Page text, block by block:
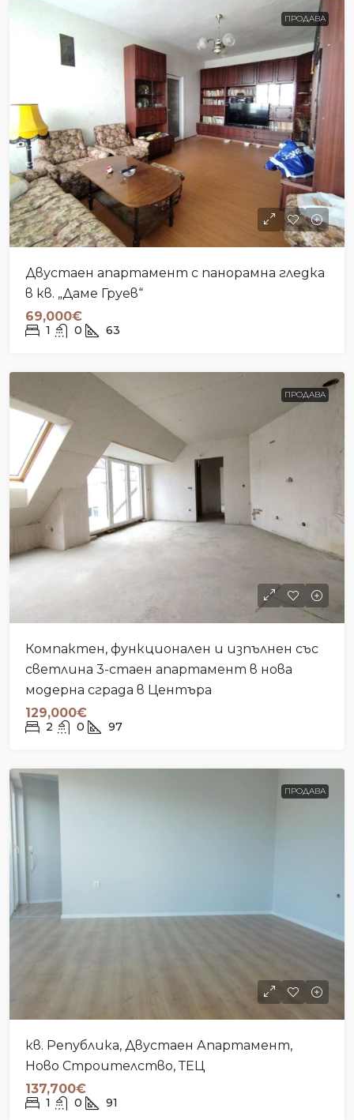
ПРОДАВА
Двустаен апартамент с панорамна гледка
в кв. „Даме Груев“
69,000€
1 0 63
ПРОДАВА
Компактен, функционален и изпълнен със
светлина 3-стаен апартамент в нова
модерна сграда в Центъра
129,000€
2 0 97
ПРОДАВА
кв. Република, Двустаен Апартамент,
Ново Строителство, ТЕЦ
137,700€
1 0 91